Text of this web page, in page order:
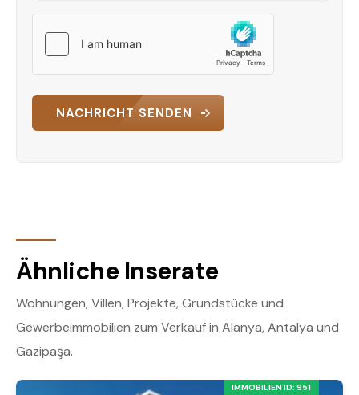
NACHRICHT SENDEN
Ähnliche Inserate
Wohnungen, Villen, Projekte, Grundstücke und
Gewerbeimmobilien zum Verkauf in Alanya, Antalya und
Gazipaşa.
IMMOBILIEN ID: 951